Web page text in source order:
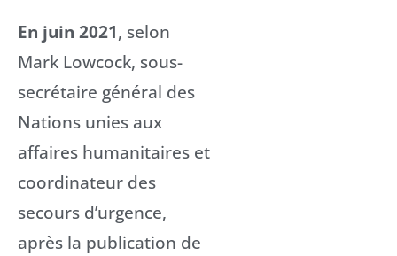
En juin 2021, selon
Mark Lowcock, sous-
secrétaire général des
Nations unies aux
affaires humanitaires et
coordinateur des
secours d’urgence,
après la publication de